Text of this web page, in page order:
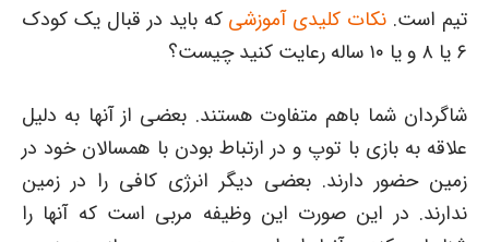
تیم است. نکات کلیدی آموزشی که باید در قبال یک کودک
۶ یا ۸ و یا ۱۰ ساله رعایت کنید چیست؟
شاگردان شما باهم متفاوت هستند. بعضی از آنها به دلیل
علاقه به بازی با توپ و در ارتباط بودن با همسالان خود در
زمین حضور دارند. بعضی دیگر انرژی کافی را در زمین
ندارند. در این صورت این وظیفه مربی است که آنها را